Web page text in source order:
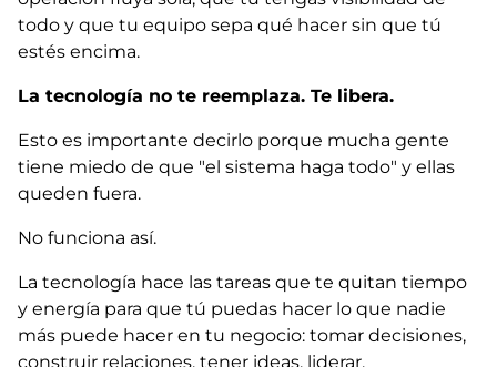
todo y que tu equipo sepa qué hacer sin que tú
estés encima.
La tecnología no te reemplaza. Te libera.
Esto es importante decirlo porque mucha gente
tiene miedo de que "el sistema haga todo" y ellas
queden fuera.
No funciona así.
La tecnología hace las tareas que te quitan tiempo
y energía para que tú puedas hacer lo que nadie
más puede hacer en tu negocio: tomar decisiones,
construir relaciones, tener ideas, liderar.